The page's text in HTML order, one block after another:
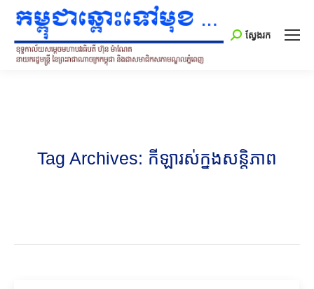
Search:
ស្វែងរក
Tag Archives: កីឡារស់ក្នុងសន្តិភាព